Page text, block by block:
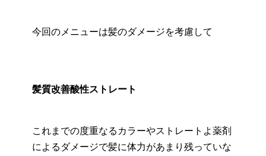
今回のメニューは髪のダメージを考慮して
髪質改善酸性ストレート
これまでの度重なるカラーやストレートよ薬剤
によるダメージで髪に体力があまり残っていな